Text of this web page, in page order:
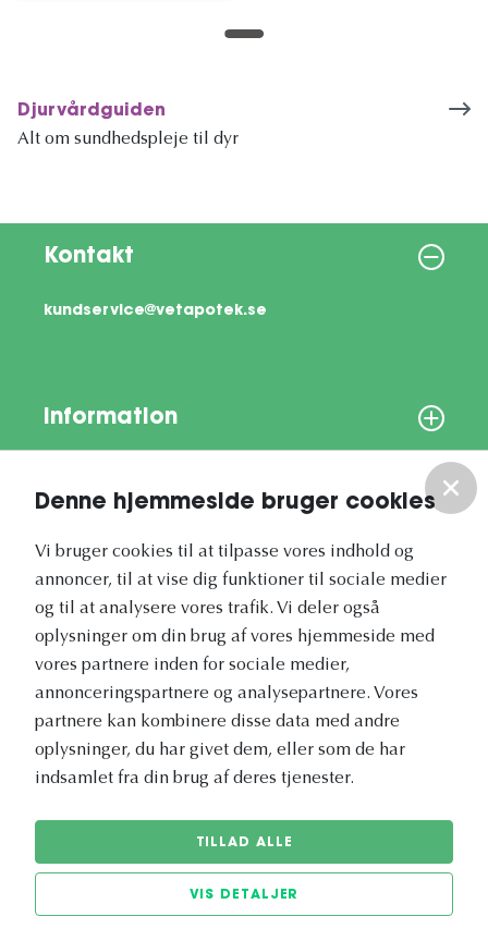
Denne hjemmeside bruger cookies
Vi bruger cookies til at tilpasse vores indhold og
annoncer, til at vise dig funktioner til sociale medier
og til at analysere vores trafik. Vi deler også
oplysninger om din brug af vores hjemmeside med
vores partnere inden for sociale medier,
annonceringspartnere og analysepartnere. Vores
partnere kan kombinere disse data med andre
oplysninger, du har givet dem, eller som de har
indsamlet fra din brug af deres tjenester.
TILLAD ALLE
VIS DETALJER
Djurvårdguiden
Alt om sundhedspleje til dyr
Kontakt
kundservice@vetapotek.se
Information
Vores nyhedsbrev
Vetapotek.dk er en del af
Evidensia
Dyresundhedspleje
© 2026 Vetapotek